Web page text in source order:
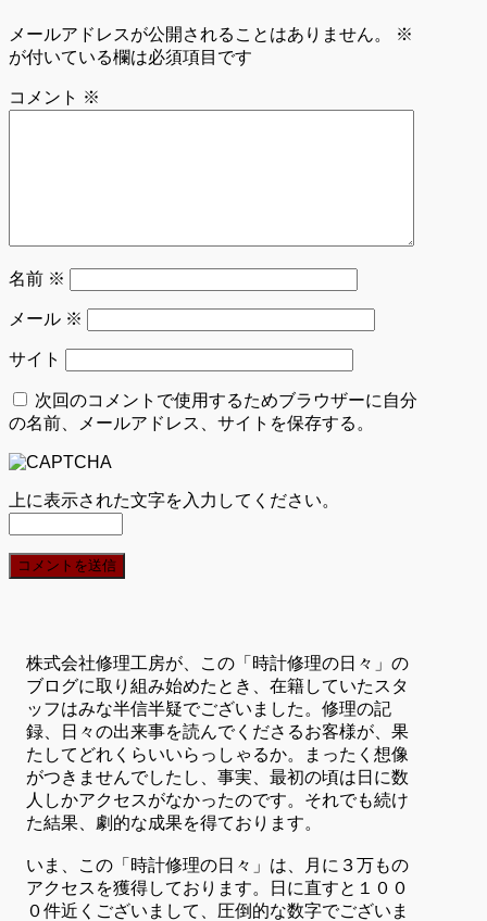
メールアドレスが公開されることはありません。
※
が付いている欄は必須項目です
コメント ※
名前 ※
メール ※
サイト
次回のコメントで使用するためブラウザーに自分
の名前、メールアドレス、サイトを保存する。
上に表示された文字を入力してください。
株式会社修理工房が、この「時計修理の日々」の
ブログに取り組み始めたとき、在籍していたスタ
ッフはみな半信半疑でございました。修理の記
録、日々の出来事を読んでくださるお客様が、果
たしてどれくらいいらっしゃるか。まったく想像
がつきませんでしたし、事実、最初の頃は日に数
人しかアクセスがなかったのです。それでも続け
た結果、劇的な成果を得ております。
いま、この「時計修理の日々」は、月に３万もの
アクセスを獲得しております。日に直すと１００
０件近くございまして、圧倒的な数字でございま